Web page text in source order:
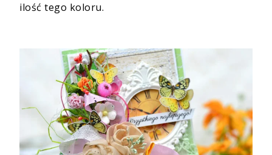
ilość tego koloru.